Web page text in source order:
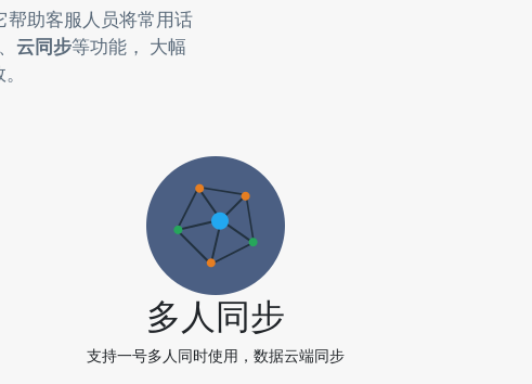
帮助客服人员将常用话
云同步等功能， 大幅
多人同步
支持一号多人同时使用，数据云端同步